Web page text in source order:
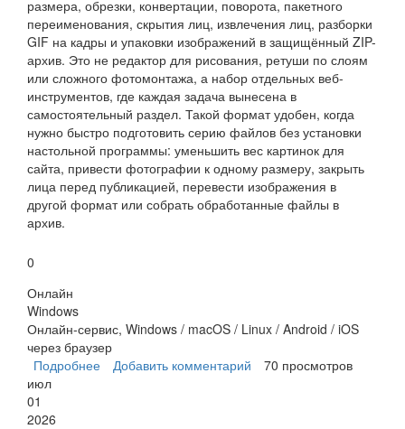
размера, обрезки, конвертации, поворота, пакетного
переименования, скрытия лиц, извлечения лиц, разборки
GIF на кадры и упаковки изображений в защищённый ZIP-
архив. Это не редактор для рисования, ретуши по слоям
или сложного фотомонтажа, а набор отдельных веб-
инструментов, где каждая задача вынесена в
самостоятельный раздел. Такой формат удобен, когда
нужно быстро подготовить серию файлов без установки
настольной программы: уменьшить вес картинок для
сайта, привести фотографии к одному размеру, закрыть
лица перед публикацией, перевести изображения в
другой формат или собрать обработанные файлы в
архив.
0
Онлайн
Windows
Онлайн-сервис, Windows / macOS / Linux / Android / iOS
через браузер
Подробнее о imgtools.co
Добавить комментарий
70 просмотров
июл
01
2026